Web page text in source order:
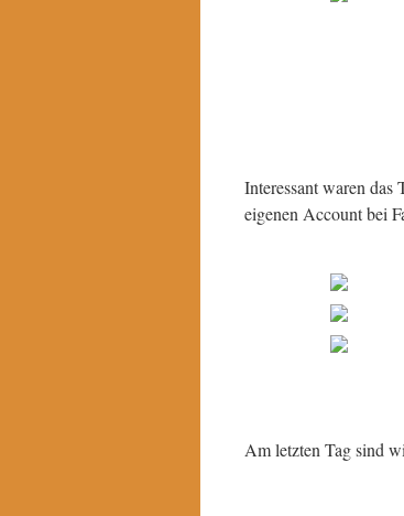
Interessant waren
eigenen Account bei
Am letzten Tag sind